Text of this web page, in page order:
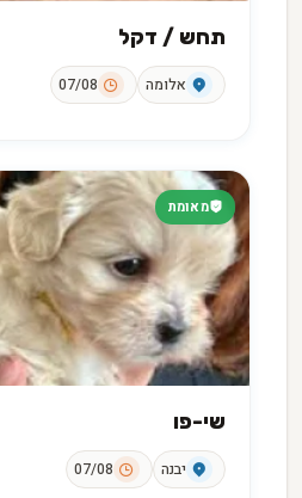
תחש / דקל
אלומה 07/08
מאומת
שי-פו
יבנה 07/08